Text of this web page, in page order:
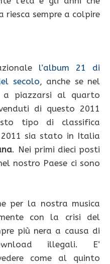
riesca sempre a colpire
l’album 21 di
secolo, anche se nel
a piazzarsi al quarto
di questo 2011
tipo di classifica
sia stato in Italia
. Nei primi dieci posti
nostro Paese ci sono
per la nostra musica
con la crisi del
più nera a causa di
illegali. E’
come al quinto